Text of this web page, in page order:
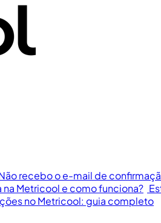
recebo o e-mail de
na Metricool e como funciona?
no Metricool: guia completo